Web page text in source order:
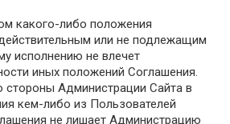
какого-либо положения
или не подлежащим
исполнению не влечет
иных положений Соглашения.
стороны Администрации Сайта в
кем-либо из Пользователей
не лишает Администрацию